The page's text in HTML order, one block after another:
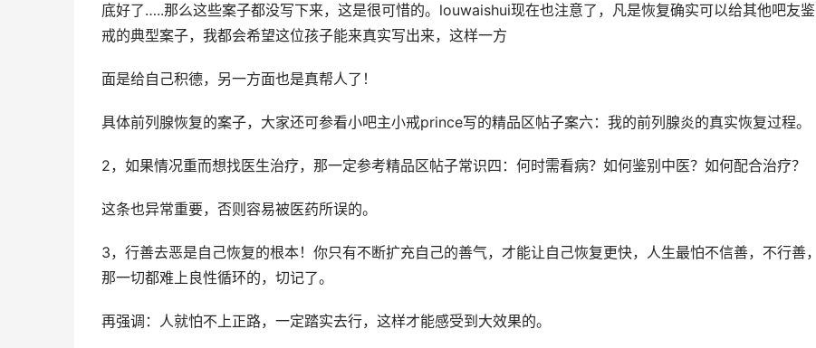
底好了…..那么这些案子都没写下来，这是很可惜的。louwaishui现在也注意了，凡是恢复确实可以给其他吧友鉴
戒的典型案子，我都会希望这位孩子能来真实写出来，这样一方
面是给自己积德，另一方面也是真帮人了！
具体前列腺恢复的案子，大家还可参看小吧主小戒prince写的精品区帖子案六：我的前列腺炎的真实恢复过程。
2，如果情况重而想找医生治疗，那一定参考精品区帖子常识四：何时需看病？如何鉴别中医？如何配合治疗？
这条也异常重要，否则容易被医药所误的。
3，行善去恶是自己恢复的根本！你只有不断扩充自己的善气，才能让自己恢复更快，人生最怕不信善，不行善，
那一切都难上良性循环的，切记了。
再强调：人就怕不上正路，一定踏实去行，这样才能感受到大效果的。